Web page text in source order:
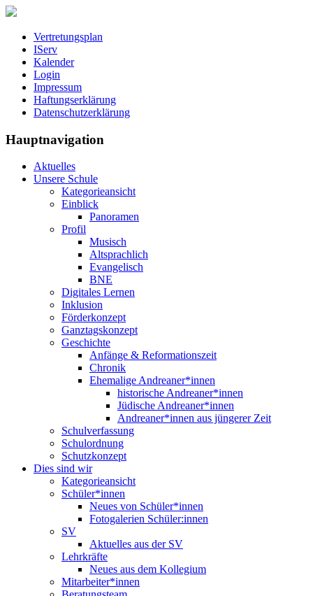
Vertretungsplan
IServ
Kalender
Login
Impressum
Haftungserklärung
Datenschutzerklärung
Hauptnavigation
Aktuelles
Unsere Schule
Kategorieansicht
Einblick
Panoramen
Profil
Musisch
Altsprachlich
Evangelisch
BNE
Digitales Lernen
Inklusion
Förderkonzept
Ganztagskonzept
Geschichte
Anfänge & Reformationszeit
Chronik
Ehemalige Andreaner*innen
historische Andreaner*innen
Jüdische Andreaner*innen
Andreaner*innen aus jüngerer Zeit
Schulverfassung
Schulordnung
Schutzkonzept
Dies sind wir
Kategorieansicht
Schüler*innen
Neues von Schüler*innen
Fotogalerien Schüler:innen
SV
Aktuelles aus der SV
Lehrkräfte
Neues aus dem Kollegium
Mitarbeiter*innen